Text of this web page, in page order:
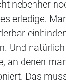
nebenher
erledige.
Und
an denen
Das